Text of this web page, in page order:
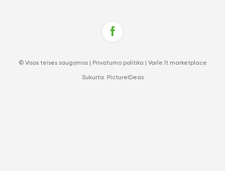
© Visos teisės saugomos | Privatumo politika Varle.lt marketplace
Sukurta: PictureIDeas